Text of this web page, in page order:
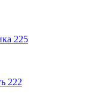
225
222